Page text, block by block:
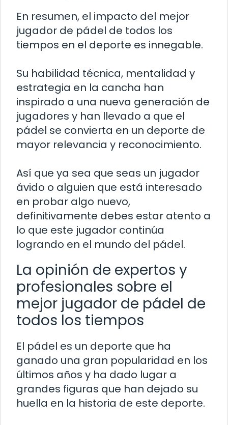
En resumen, el impacto del mejor
jugador de pádel de todos los
tiempos en el deporte es innegable.
Su habilidad técnica, mentalidad y
estrategia en la cancha han
inspirado a una nueva generación de
jugadores y han llevado a que el
pádel se convierta en un deporte de
mayor relevancia y reconocimiento.
Así que ya sea que seas un jugador
ávido o alguien que está interesado
en probar algo nuevo,
definitivamente debes estar atento a
lo que este jugador continúa
logrando en el mundo del pádel.
La opinión de expertos y
profesionales sobre el
mejor jugador de pádel de
todos los tiempos
El pádel es un deporte que ha
ganado una gran popularidad en los
últimos años y ha dado lugar a
grandes figuras que han dejado su
huella en la historia de este deporte.